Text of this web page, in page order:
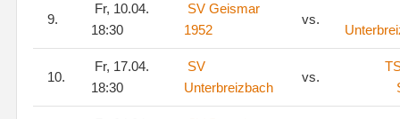
9.
Fr, 10.04.
18:30
SV Geismar
1952
vs.
10.
Fr, 17.04.
18:30
SV
Unterbreizbach
vs.